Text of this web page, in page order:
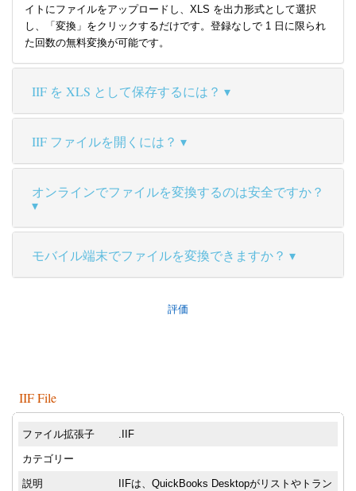
イトにファイルをアップロードし、XLS を出力形式として選択
し、「変換」をクリックするだけです。登録なしで 1 日に限られ
た回数の無料変換が可能です。
IIF を XLS として保存するには？
IIF ファイルを開くには？
オンラインでファイルを変換するのは安全ですか？
モバイル端末でファイルを変換できますか？
評価
IIF File
ファイル拡張子 .IIF
カテゴリー
説明
IIFは、QuickBooks Desktopがリストやトラン